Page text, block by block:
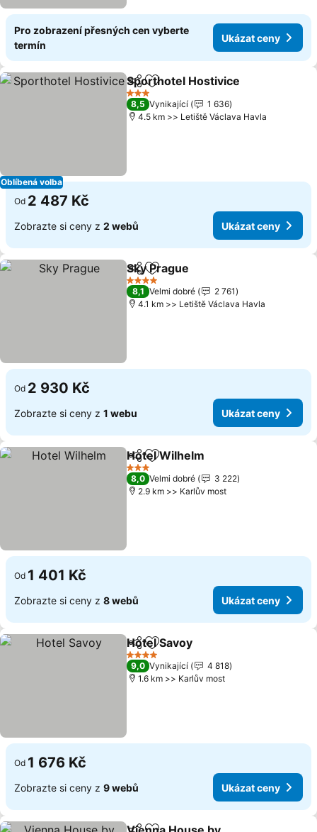
Pro zobrazení přesných cen vyberte
termín
Ukázat ceny
Oblíbená volba
SdíletPřidat na seznam oblíbených
Sporthotel Hostivice
3 Počet hvězdiček
8,5 Vynikající
1 636
4.5 km >> Letiště Václava Havla
Od 2 487 Kč
Zobrazte si ceny z 2 webů Ukázat ceny
SdíletPřidat na seznam oblíbených
Sky Prague
4 Počet hvězdiček
8,1 Velmi dobré
2 761
4.1 km >> Letiště Václava Havla
Od 2 930 Kč
Zobrazte si ceny z 1 webu Ukázat ceny
SdíletPřidat na seznam oblíbených
Hotel Wilhelm
3 Počet hvězdiček
8,0 Velmi dobré
3 222
2.9 km >> Karlův most
Od 1 401 Kč
Zobrazte si ceny z 8 webů Ukázat ceny
SdíletPřidat na seznam oblíbených
Hotel Savoy
4 Počet hvězdiček
9,0 Vynikající
4 818
1.6 km >> Karlův most
Od 1 676 Kč
Zobrazte si ceny z 9 webů Ukázat ceny